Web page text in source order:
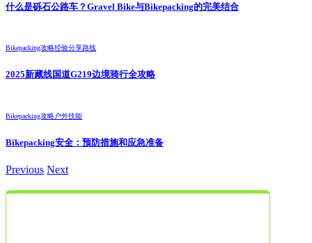
什么是砾石公路车？Gravel Bike与Bikepacking的完美结合
Bikepacking攻略经验分享路线
2025新藏线国道G219边境骑行全攻略
Bikepacking攻略户外技能
Bikepacking安全：预防措施和应急准备
Previous Next